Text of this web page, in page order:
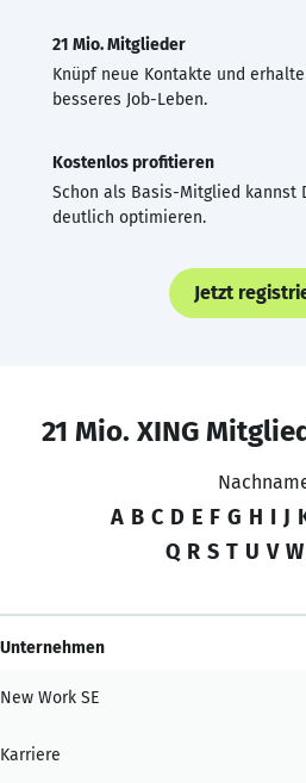
21 Mio. Mitglieder
Knüpf neue Kontakte und
besseres Job-Leben.
Kostenlos profitieren
Schon als Basis-Mitglied kannst
deutlich optimieren.
Jetzt
21 Mio. XING
A B C D E F G H I J
Q R S T U V W
Unternehmen
New Work SE
Karriere